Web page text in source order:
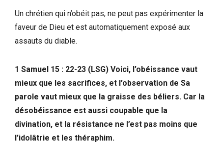
Un chrétien qui n’obéit pas, ne peut pas expérimenter la
faveur de Dieu et est automatiquement exposé aux
assauts du diable.
1 Samuel 15 : 22-23 (LSG) Voici, l’obéissance vaut
mieux que les sacrifices, et l’observation de Sa
parole vaut mieux que la graisse des béliers. Car la
désobéissance est aussi coupable que la
divination, et la résistance ne l’est pas moins que
l’idolâtrie et les théraphim.